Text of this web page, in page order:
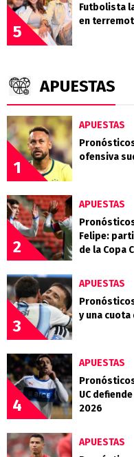
5
Futbolista
en
APUESTAS
1
APUESTAS
ofensiva
2
APUESTAS
Felipe:
de la Copa
3
APUESTAS
y una
4
APUESTAS
UC
2026
APUESTAS